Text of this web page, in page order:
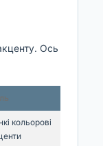
Ось
кольорові